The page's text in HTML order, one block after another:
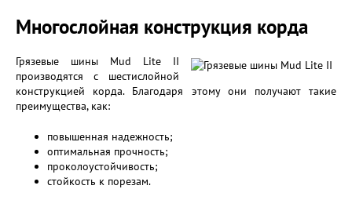
Многослойная конструкция корда
Грязевые шины Mud Lite II
производятся с шестислойной
конструкцией корда. Благодаря этому они получают такие
преимущества, как:
повышенная надежность;
оптимальная прочность;
проколоустойчивость;
стойкость к порезам.